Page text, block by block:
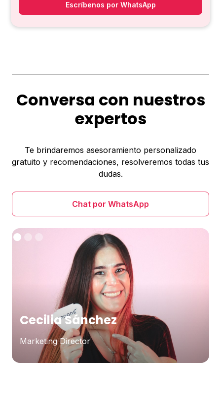
Escríbenos por WhatsApp
Conversa con nuestros
expertos
Te brindaremos asesoramiento personalizado
gratuito y recomendaciones, resolveremos todas tus
dudas.
Chat por WhatsApp
Cecilia Sánchez
Marketing Director